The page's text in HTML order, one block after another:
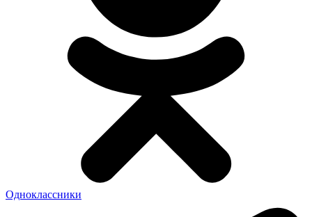
Одноклассники